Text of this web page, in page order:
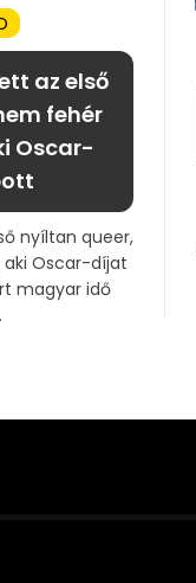
az első
fehér
Oscar-
nyíltan queer,
Oscar-díjat
magyar idő